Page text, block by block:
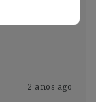
2 años ago